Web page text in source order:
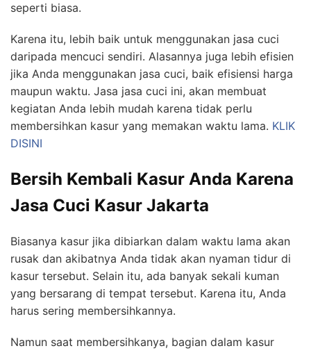
seperti biasa.
Karena itu, lebih baik untuk menggunakan jasa cuci
daripada mencuci sendiri. Alasannya juga lebih efisien
jika Anda menggunakan jasa cuci, baik efisiensi harga
maupun waktu. Jasa jasa cuci ini, akan membuat
kegiatan Anda lebih mudah karena tidak perlu
membersihkan kasur yang memakan waktu lama. KLIK
DISINI
Bersih Kembali Kasur Anda Karena
Jasa Cuci Kasur Jakarta
Biasanya kasur jika dibiarkan dalam waktu lama akan
rusak dan akibatnya Anda tidak akan nyaman tidur di
kasur tersebut. Selain itu, ada banyak sekali kuman
yang bersarang di tempat tersebut. Karena itu, Anda
harus sering membersihkannya.
Namun saat membersihkanya, bagian dalam kasur